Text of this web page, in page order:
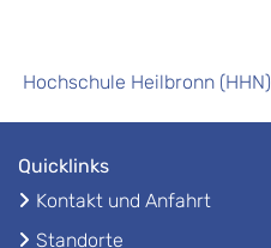
Hochschule Heilbronn (HHN)
Quicklinks
Kontakt und Anfahrt
Standorte